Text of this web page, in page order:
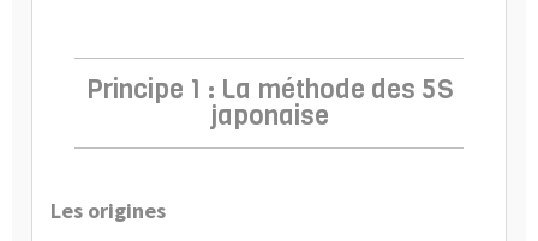
Principe 1 : La méthode des 5S
japonaise
Les origines